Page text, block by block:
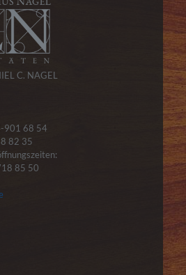
C. NAGEL
901 68 54
82 35
85 50